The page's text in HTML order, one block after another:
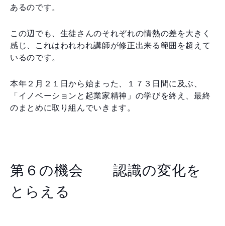
あるのです。
この辺でも、生徒さんのそれぞれの情熱の差を大きく
感じ、これはわれわれ講師が修正出来る範囲を超えて
いるのです。
本年２月２１日から始まった、１７３日間に及ぶ、
「イノベーションと起業家精神」の学びを終え、最終
のまとめに取り組んでいきます。
第６の機会 認識の変化を
とらえる